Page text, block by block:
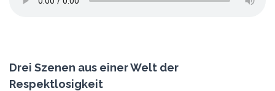
Drei Szenen aus einer Welt der
Respektlosigkeit